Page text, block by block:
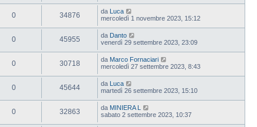
0 34876 da Luca
mercoledì 1 novembre 2023, 15:12
0 45955 da Danto
venerdì 29 settembre 2023, 23:09
0 30718 da Marco Fornaciari
mercoledì 27 settembre 2023, 8:43
0 45644 da Luca
martedì 26 settembre 2023, 15:10
0 32863 da MINIERA L
sabato 2 settembre 2023, 10:37